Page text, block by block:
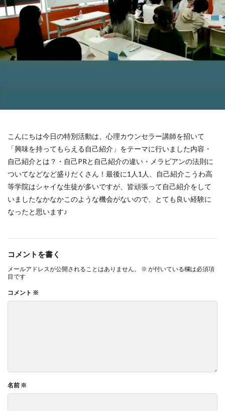
こんにちは今日の特別活動は、心理カウンセラー講師を招いて
「興味を持ってもらえる自己紹介」をテーマに行いました内容・
自己紹介とは？・自己PRと自己紹介の違い・メラビアンの法則に
ついてなどなど盛りだくさん！最後に1人1人、自己紹介️️こうわ高
等学院はシャイな生徒が多いですが、皆頑張って自己紹介をして
いましたなかなかこのような機会がないので、とても良い経験に
なったと思います⁡⁡⁡⁡♪
コメントを書く
メールアドレスが公開されることはありません。 ※ が付いている欄は必須項
目です
コメント ※
名前 ※